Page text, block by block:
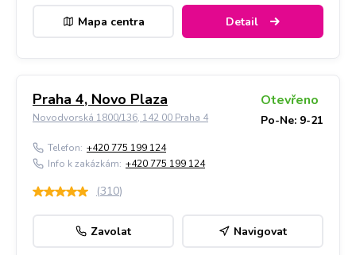
Mapa centra Detail
Praha 4, Novo Plaza
Novodvorská 1800/136, 142 00 Praha 4
Otevřeno
Po-Ne: 9-21
Telefon: +420 775 199 124
Info k zakázkám: +420 775 199 124
(310)
Zavolat Navigovat